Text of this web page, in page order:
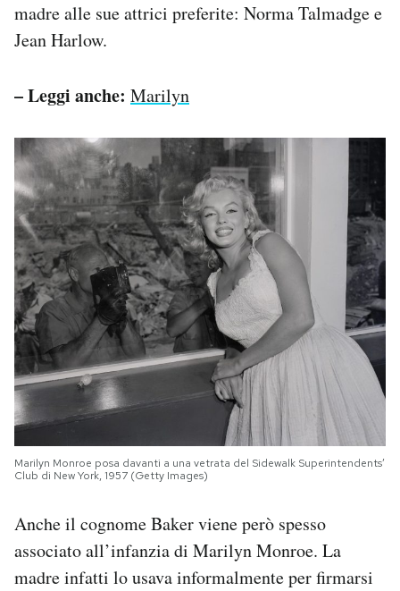
madre alle sue attrici preferite: Norma Talmadge e
Jean Harlow.
– Leggi anche: Marilyn
Marilyn Monroe posa davanti a una vetrata del Sidewalk Superintendents’
Club di New York, 1957 (Getty Images)
Anche il cognome Baker viene però spesso
associato all’infanzia di Marilyn Monroe. La
madre infatti lo usava informalmente per firmarsi